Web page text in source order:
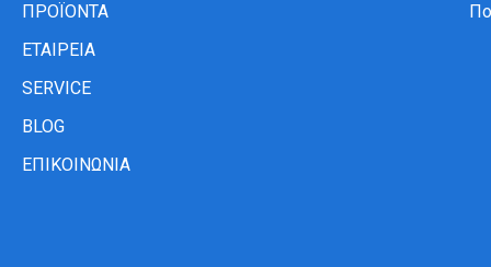
ΠΡΟΪΟΝΤΑ
ΕΤΑΙΡΕΙΑ
SERVICE
BLOG
ΕΠΙΚΟΙΝΩΝΙΑ